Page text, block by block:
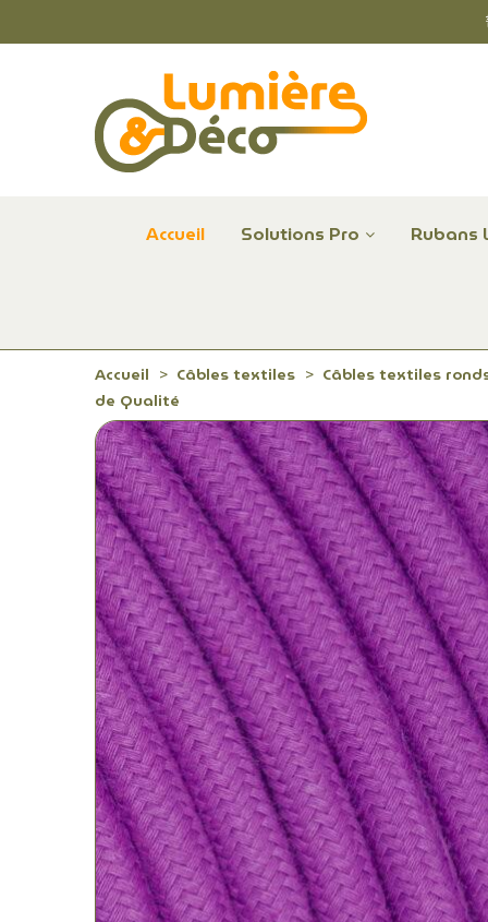
Accueil Solutions Pro Rubans
Accueil Câbles textiles
Câbles textiles
de Qualité